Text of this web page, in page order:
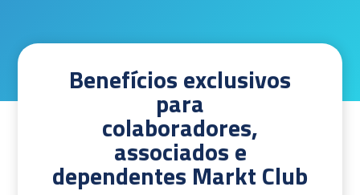
Benefícios exclusivos
para
colaboradores,
associados e
dependentes Markt Club